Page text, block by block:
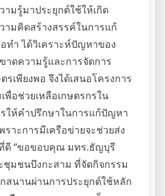
มรู้มาประยุกต์ใช้ให้เกิด
ามคิดสร้างสรรค์ในการแก้
ทำ ได้วิเคราะห์ปัญหาของ
ดความรู้และการจัดการ
รเพียงพอ จึงได้เสนอโครงการ
พื่อช่วยเหลือเกษตรกรใน
ให้คำปรึกษาในการแก้ปัญหา
ราะการมีเครือข่ายจะช่วยส่ง
ดี “ขอขอบคุณ มทร.ธัญบุรี
มชนบึงกะสาม ที่จัดกิจกรรม
สนานผ่านการประยุกต์ใช้หลัก